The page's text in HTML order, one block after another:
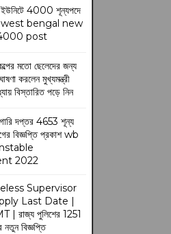
ইউনিটে 4000 শূন্যপদে
। west bengal new
post
মতো ছেলেদের জন্য
করলেন মুখ্যমন্ত্রী
বিস্তারিত পড়ে নিন
দপ্তর 4653 শূন্য
বিজ্ঞপ্তি প্রকাশ wb
2022
Supervisor
Last Date |
| রাজ্য পুলিশের 1251
নতুন বিজ্ঞপ্তি